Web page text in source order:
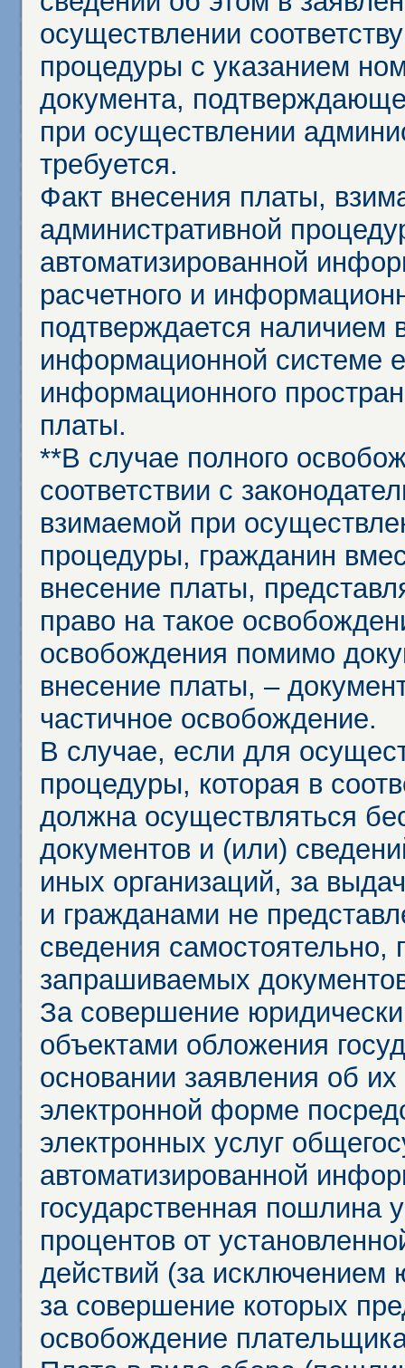
осуществлении
процедуры с указанием
документа,
при осуществлении
требуется.
Факт внесения платы,
административной
автоматизированной
расчетного и
подтверждается наличием
информационной системе
информационного
платы.
**В случае полного
соответствии с
взимаемой при
процедуры, гражданин
внесение платы,
право на такое
освобождения помимо
внесение платы, –
частичное освобождение.
В случае, если для
процедуры, которая в
должна осуществляться
документов и (или)
иных организаций, за
и гражданами не
сведения
запрашиваемых
За совершение
объектами обложения
основании заявления об
электронной форме
электронных услуг
автоматизированной
государственная пошлина
процентов от
действий (за исключением
за совершение которых
освобождение